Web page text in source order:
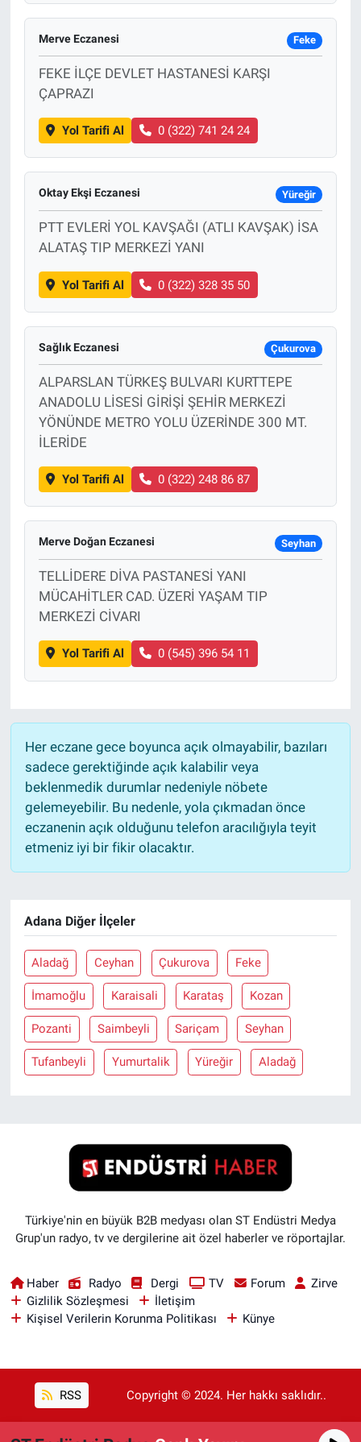
Merve Eczanesi Feke
FEKE İLÇE DEVLET HASTANESİ KARŞI
ÇAPRAZI
Yol Tarifi Al 0 (322) 741 24 24
Oktay Ekşi Eczanesi Yüreğir
PTT EVLERİ YOL KAVŞAĞI (ATLI KAVŞAK) İSA
ALATAŞ TIP MERKEZİ YANI
Yol Tarifi Al 0 (322) 328 35 50
Sağlık Eczanesi Çukurova
ALPARSLAN TÜRKEŞ BULVARI KURTTEPE
ANADOLU LİSESİ GİRİŞİ ŞEHİR MERKEZİ
YÖNÜNDE METRO YOLU ÜZERİNDE 300 MT.
İLERİDE
Yol Tarifi Al 0 (322) 248 86 87
Merve Doğan Eczanesi Seyhan
TELLİDERE DİVA PASTANESİ YANI
MÜCAHİTLER CAD. ÜZERİ YAŞAM TIP
MERKEZİ CİVARI
Yol Tarifi Al 0 (545) 396 54 11
Her eczane gece boyunca açık olmayabilir, bazıları
sadece gerektiğinde açık kalabilir veya
beklenmedik durumlar nedeniyle nöbete
gelemeyebilir. Bu nedenle, yola çıkmadan önce
eczanenin açık olduğunu telefon aracılığıyla teyit
etmeniz iyi bir fikir olacaktır.
Adana Diğer İlçeler
Aladağ Ceyhan Çukurova Feke
İmamoğlu Karaisali Karataş Kozan
Pozanti Saimbeyli Sariçam Seyhan
Tufanbeyli Yumurtalik Yüreğir Aladağ
Türkiye'nin en büyük B2B medyası olan ST Endüstri Medya
Grup'un radyo, tv ve dergilerine ait özel haberler ve röportajlar.
Haber Radyo Dergi TV Forum
Zirve
Gizlilik Sözleşmesi
İletişim
Kişisel Verilerin Korunma Politikası
Künye
RSS Copyright © 2024. Her hakkı saklıdır..